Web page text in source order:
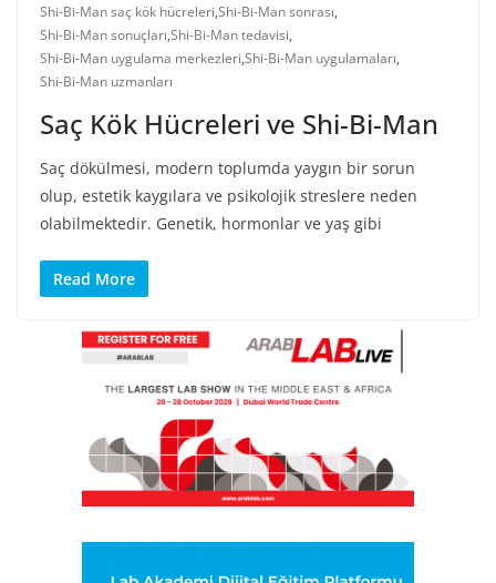
Shi-Bi-Man saç kök hücreleri,Shi-Bi-Man sonrası,
Shi-Bi-Man sonuçları,Shi-Bi-Man tedavisi,
Shi-Bi-Man uygulama merkezleri,Shi-Bi-Man uygulamaları,
Shi-Bi-Man uzmanları
Saç Kök Hücreleri ve Shi-Bi-Man
Saç dökülmesi, modern toplumda yaygın bir sorun
olup, estetik kaygılara ve psikolojik streslere neden
olabilmektedir. Genetik, hormonlar ve yaş gibi
Read More